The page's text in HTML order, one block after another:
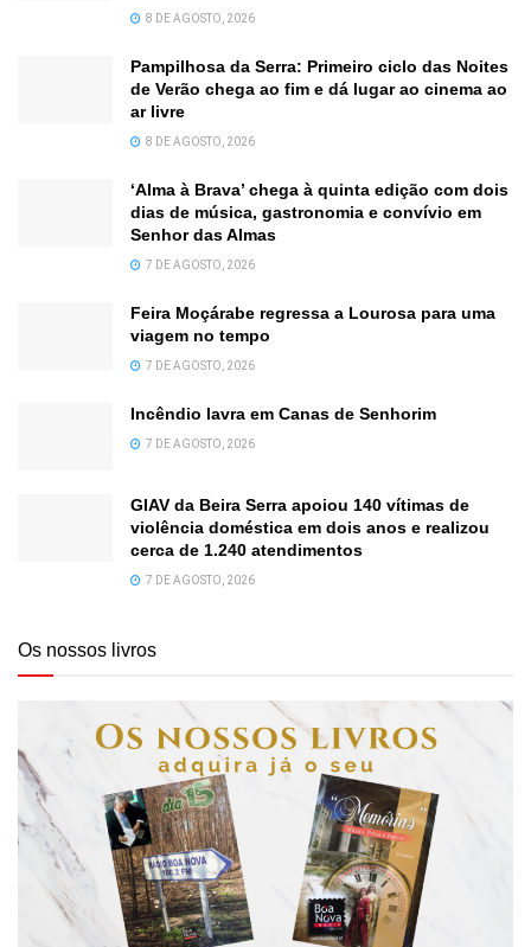
8 DE AGOSTO, 2026
Pampilhosa da Serra: Primeiro ciclo das Noites
de Verão chega ao fim e dá lugar ao cinema ao
ar livre
8 DE AGOSTO, 2026
‘Alma à Brava’ chega à quinta edição com dois
dias de música, gastronomia e convívio em
Senhor das Almas
7 DE AGOSTO, 2026
Feira Moçárabe regressa a Lourosa para uma
viagem no tempo
7 DE AGOSTO, 2026
Incêndio lavra em Canas de Senhorim
7 DE AGOSTO, 2026
GIAV da Beira Serra apoiou 140 vítimas de
violência doméstica em dois anos e realizou
cerca de 1.240 atendimentos
7 DE AGOSTO, 2026
Os nossos livros